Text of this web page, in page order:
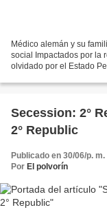
Médico alemán y su
social Impactados por la
olvidado por el Estado
Secession: 2°
2° Republic
Publicado en 30/06/p.
Por El polvorín